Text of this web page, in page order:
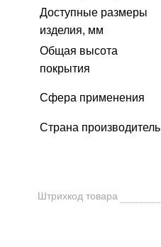
Доступные размеры
изделия, мм
Общая высота
покрытия
Сфера применения
Страна производитель
Штрихкод товара